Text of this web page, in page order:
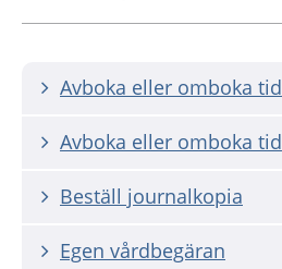
Avboka eller omboka tid
Avboka eller omboka tid
Beställ journalkopia
Egen vårdbegäran